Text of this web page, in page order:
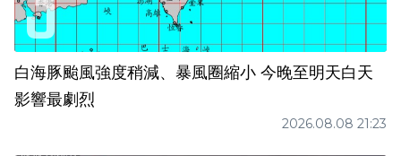
白海豚颱風強度稍減、暴風圈縮小 今晚至明天白天
影響最劇烈
2026.08.08 21:23